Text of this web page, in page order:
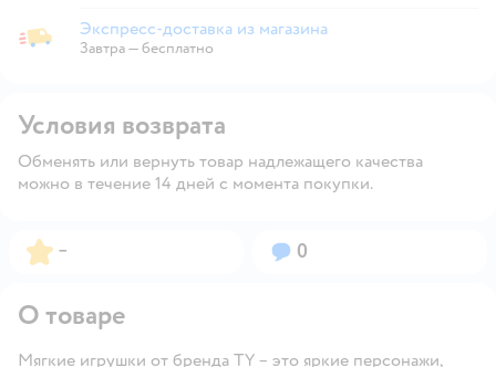
Экспресс-доставка из магазина
Экспресс-доставка из магазина
Завтра—бесплатно
Условия возврата
Обменять или вернуть товар надлежащего качества
можно в течение 14 дней с момента покупки.
Рейтинг:
– Вопросов:
0
О товаре
Мягкие игрушки от бренда TY – это яркие персонажи,